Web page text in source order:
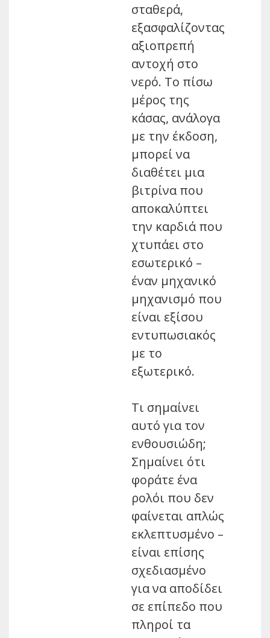
σταθερά,
εξασφαλίζοντας
αξιοπρεπή
αντοχή στο
νερό. Το πίσω
μέρος της
κάσας, ανάλογα
με την έκδοση,
μπορεί να
διαθέτει μια
βιτρίνα που
αποκαλύπτει
την καρδιά που
χτυπάει στο
εσωτερικό –
έναν μηχανικό
μηχανισμό που
είναι εξίσου
εντυπωσιακός
με το
εξωτερικό.
Τι σημαίνει
αυτό για τον
ενθουσιώδη;
Σημαίνει ότι
φοράτε ένα
ρολόι που δεν
φαίνεται απλώς
εκλεπτυσμένο –
είναι επίσης
σχεδιασμένο
για να αποδίδει
σε επίπεδο που
πληροί τα